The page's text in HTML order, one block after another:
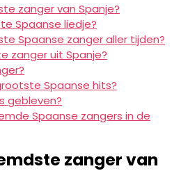
zanger van Spanje?
Spaanse liedje?
Spaanse zanger aller tijden?
zanger uit Spanje?
Spaanse hits?
gebleven?
Spaanse zangers in de
zanger van